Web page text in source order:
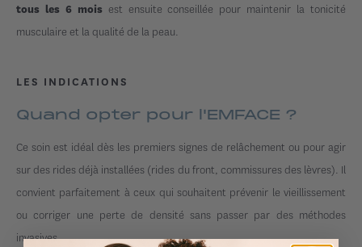
tous les 6 mois est ensuite conseillée pour maintenir la tonicité
musculaire et la qualité de la peau.
LES INDICATIONS
Quand opter pour l'EMFACE ?
Ce soin est idéal dès les premiers signes de relâchement ou pour agir
sur des rides déjà installées (rides du front, commissures des lèvres). Il
convient parfaitement à ceux qui souhaitent prévenir le vieillissement
ou corriger une perte de densité sans passer par des méthodes
invasives.